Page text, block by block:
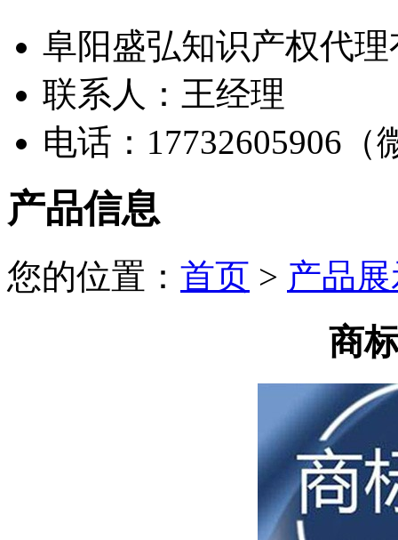
阜阳盛弘知识产权代
联系人：王经理
电话：17732605906（
产品信息
您的位置： 首页 > 产品
商